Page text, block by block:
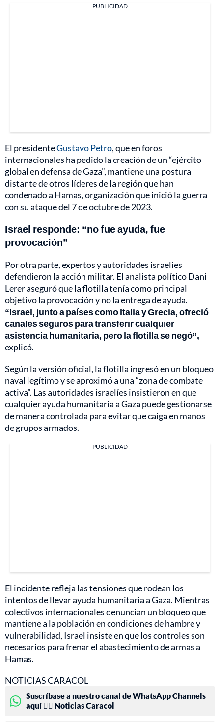
PUBLICIDAD
El presidenteGustavo Petro, que en foros
internacionales ha pedido la creación de un “ejército
global en defensa de Gaza”, mantiene una postura
distante de otros líderes de la región que han
condenado a Hamas, organización que inició la guerra
con su ataque del 7 de octubre de 2023.
Israel responde: “no fue ayuda, fue
provocación”
Por otra parte, expertos y autoridades israelíes
defendieron la acción militar. El analista político Dani
Lerer aseguró que la flotilla tenía como principal
objetivo la provocación y no la entrega de ayuda.
“Israel, junto a países como Italia y Grecia, ofreció
canales seguros para transferir cualquier
asistencia humanitaria, pero la flotilla se negó”,
explicó.
Según la versión oficial, la flotilla ingresó en un bloqueo
naval legítimo y se aproximó a una “zona de combate
activa”. Las autoridades israelíes insistieron en que
cualquier ayuda humanitaria a Gaza puede gestionarse
de manera controlada para evitar que caiga en manos
de grupos armados.
PUBLICIDAD
El incidente refleja las tensiones que rodean los
intentos de llevar ayuda humanitaria a Gaza. Mientras
colectivos internacionales denuncian un bloqueo que
mantiene a la población en condiciones de hambre y
vulnerabilidad, Israel insiste en que los controles son
necesarios para frenar el abastecimiento de armas a
Hamas.
NOTICIAS CARACOL
Suscríbase a nuestro canal de WhatsApp Channels
aquí 👉🏻 Noticias Caracol